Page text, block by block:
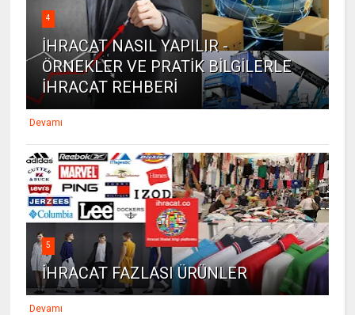
4
İHRACAT NASIL YAPILIR -
ÖRNEKLER VE PRATİK BİLGİLERLE
İHRACAT REHBERİ
Devamı
5
İHRACAT FAZLASI ÜRÜNLER
Devamı